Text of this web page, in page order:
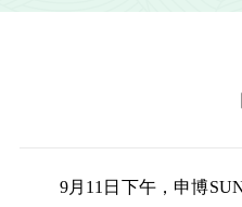
9月11日下午，申博